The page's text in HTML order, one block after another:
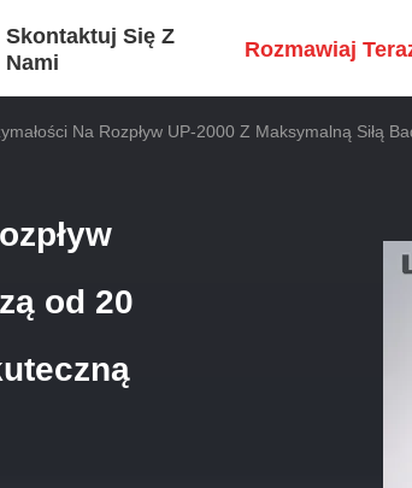
Skontaktuj Się Z
Nami
Rozmawiaj
Na Rozpływ UP-2000 Z Maksymalną Siłą
od 20